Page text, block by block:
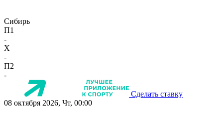
Сибирь
П1
-
X
-
П2
-
Сделать ставку
08 октября 2026, Чт, 00:00